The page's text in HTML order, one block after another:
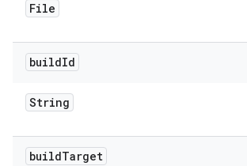
File
buildId
String
buildTarget